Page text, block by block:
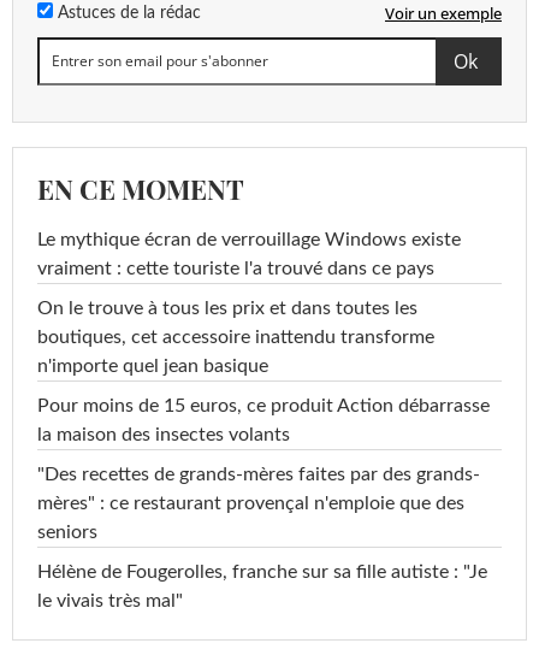
Astuces de la rédac Voir un exemple
EN CE MOMENT
Le mythique écran de verrouillage Windows existe
vraiment : cette touriste l'a trouvé dans ce pays
On le trouve à tous les prix et dans toutes les
boutiques, cet accessoire inattendu transforme
n'importe quel jean basique
Pour moins de 15 euros, ce produit Action débarrasse
la maison des insectes volants
"Des recettes de grands-mères faites par des grands-
mères" : ce restaurant provençal n'emploie que des
seniors
Hélène de Fougerolles, franche sur sa fille autiste : "Je
le vivais très mal"